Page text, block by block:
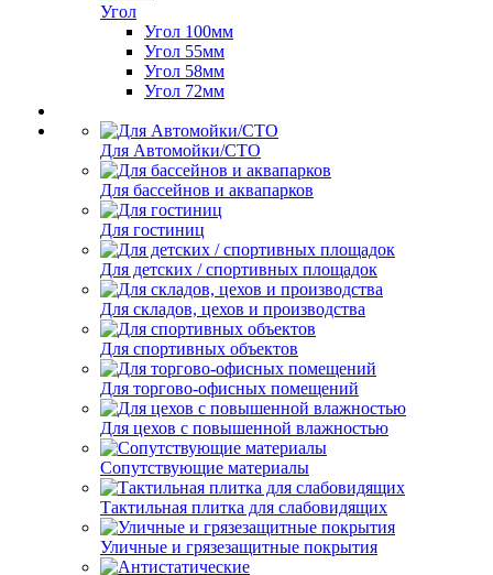
Угол
Угол 100мм
Угол 55мм
Угол 58мм
Угол 72мм
Для Автомойки/СТО
Для бассейнов и аквапарков
Для гостиниц
Для детских / спортивных площадок
Для складов, цехов и производства
Для спортивных объектов
Для торгово-офисных помещений
Для цехов с повышенной влажностью
Сопутствующие материалы
Тактильная плитка для слабовидящих
Уличные и грязезащитные покрытия